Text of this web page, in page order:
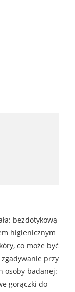
bezdotykową
higienicznym
co może być
przy
osoby badanej:
gorączki do